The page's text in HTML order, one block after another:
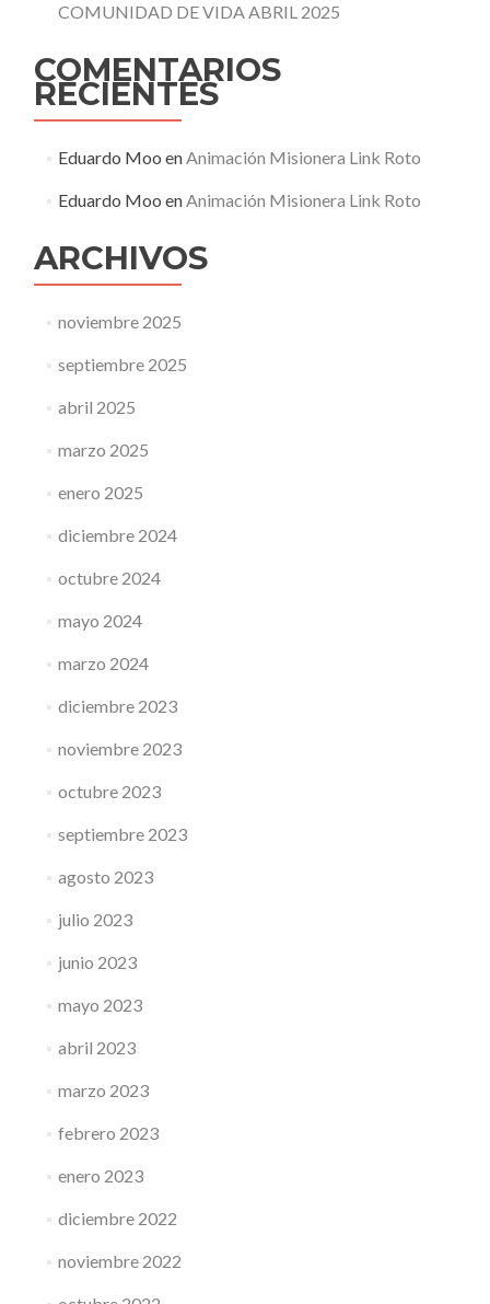
COMUNIDAD DE VIDA ABRIL 2025
COMENTARIOS
RECIENTES
Eduardo Moo enAnimación Misionera Link Roto
Eduardo Moo enAnimación Misionera Link Roto
ARCHIVOS
noviembre 2025
septiembre 2025
abril 2025
marzo 2025
enero 2025
diciembre 2024
octubre 2024
mayo 2024
marzo 2024
diciembre 2023
noviembre 2023
octubre 2023
septiembre 2023
agosto 2023
julio 2023
junio 2023
mayo 2023
abril 2023
marzo 2023
febrero 2023
enero 2023
diciembre 2022
noviembre 2022